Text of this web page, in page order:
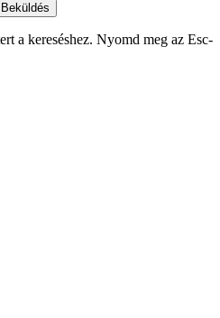
Beküldés
a kereséshez. Nyomd meg az Esc-